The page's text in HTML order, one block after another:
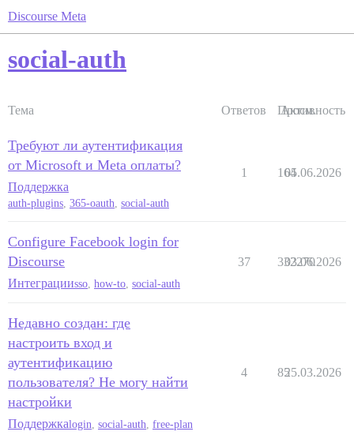
Discourse Meta
social-auth
Тема Ответов Просм.
Активность
Требуют ли аутентификация
от Microsoft и Meta оплаты?
Поддержка
auth-plugins, 365-oauth, social-auth
1 164
05.06.2026
Configure Facebook login for
Discourse
Интеграцииsso how-to social-auth
37 332270
03.06.2026
Недавно создан: где
настроить вход и
аутентификацию
пользователя? Не могу найти
настройки
Поддержкаlogin social-auth free-plan
4 8525.03.2026